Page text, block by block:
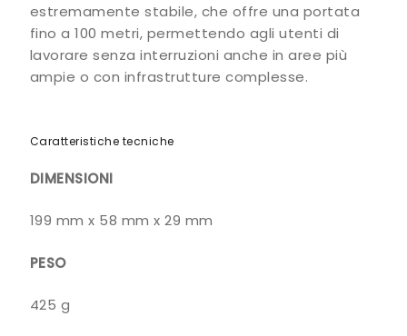
estremamente stabile, che offre una portata
fino a 100 metri, permettendo agli utenti di
lavorare senza interruzioni anche in aree più
ampie o con infrastrutture complesse.
Caratteristiche tecniche
DIMENSIONI
199 mm x 58 mm x 29 mm
PESO
425 g